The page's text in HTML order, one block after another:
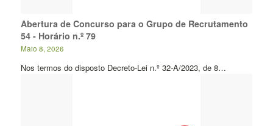
Abertura de Concurso para o Grupo de Recrutamento
54 - Horário n.º 79
Maio 8, 2026
Nos termos do disposto Decreto-Lei n.º 32-A/2023, de 8…